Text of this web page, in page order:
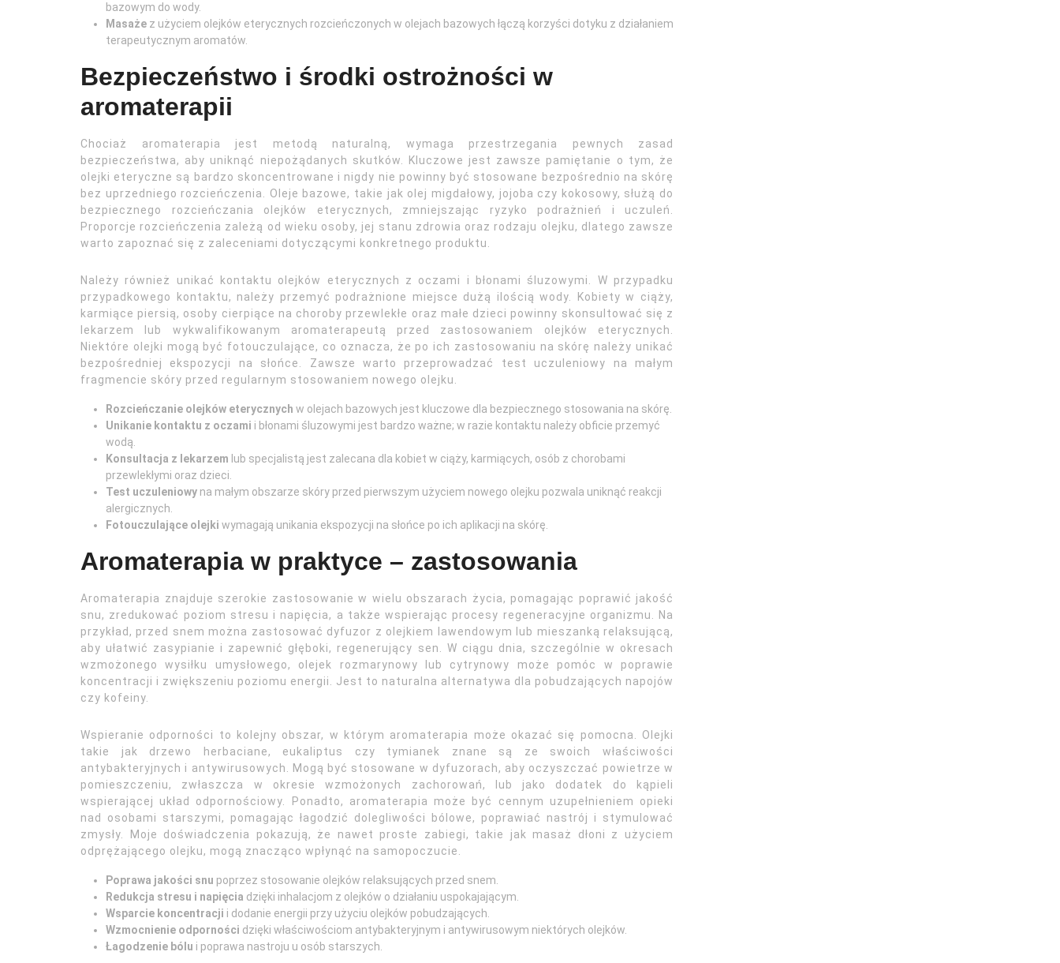
bazowym do wody.
Masaże z użyciem olejków eterycznych rozcieńczonych w olejach bazowych łączą korzyści dotyku z działaniem
terapeutycznym aromatów.
Bezpieczeństwo i środki ostrożności w
aromaterapii
Chociaż aromaterapia jest metodą naturalną, wymaga przestrzegania pewnych zasad
bezpieczeństwa, aby uniknąć niepożądanych skutków. Kluczowe jest zawsze pamiętanie o tym, że
olejki eteryczne są bardzo skoncentrowane i nigdy nie powinny być stosowane bezpośrednio na skórę
bez uprzedniego rozcieńczenia. Oleje bazowe, takie jak olej migdałowy, jojoba czy kokosowy, służą do
bezpiecznego rozcieńczania olejków eterycznych, zmniejszając ryzyko podrażnień i uczuleń.
Proporcje rozcieńczenia zależą od wieku osoby, jej stanu zdrowia oraz rodzaju olejku, dlatego zawsze
warto zapoznać się z zaleceniami dotyczącymi konkretnego produktu.
Należy również unikać kontaktu olejków eterycznych z oczami i błonami śluzowymi. W przypadku
przypadkowego kontaktu, należy przemyć podrażnione miejsce dużą ilością wody. Kobiety w ciąży,
karmiące piersią, osoby cierpiące na choroby przewlekłe oraz małe dzieci powinny skonsultować się z
lekarzem lub wykwalifikowanym aromaterapeutą przed zastosowaniem olejków eterycznych.
Niektóre olejki mogą być fotouczulające, co oznacza, że po ich zastosowaniu na skórę należy unikać
bezpośredniej ekspozycji na słońce. Zawsze warto przeprowadzać test uczuleniowy na małym
fragmencie skóry przed regularnym stosowaniem nowego olejku.
Rozcieńczanie olejków eterycznych w olejach bazowych jest kluczowe dla bezpiecznego stosowania na skórę.
Unikanie kontaktu z oczami i błonami śluzowymi jest bardzo ważne; w razie kontaktu należy obficie przemyć
wodą.
Konsultacja z lekarzem lub specjalistą jest zalecana dla kobiet w ciąży, karmiących, osób z chorobami
przewlekłymi oraz dzieci.
Test uczuleniowy na małym obszarze skóry przed pierwszym użyciem nowego olejku pozwala uniknąć reakcji
alergicznych.
Fotouczulające olejki wymagają unikania ekspozycji na słońce po ich aplikacji na skórę.
Aromaterapia w praktyce – zastosowania
Aromaterapia znajduje szerokie zastosowanie w wielu obszarach życia, pomagając poprawić jakość
snu, zredukować poziom stresu i napięcia, a także wspierając procesy regeneracyjne organizmu. Na
przykład, przed snem można zastosować dyfuzor z olejkiem lawendowym lub mieszanką relaksującą,
aby ułatwić zasypianie i zapewnić głęboki, regenerujący sen. W ciągu dnia, szczególnie w okresach
wzmożonego wysiłku umysłowego, olejek rozmarynowy lub cytrynowy może pomóc w poprawie
koncentracji i zwiększeniu poziomu energii. Jest to naturalna alternatywa dla pobudzających napojów
czy kofeiny.
Wspieranie odporności to kolejny obszar, w którym aromaterapia może okazać się pomocna. Olejki
takie jak drzewo herbaciane, eukaliptus czy tymianek znane są ze swoich właściwości
antybakteryjnych i antywirusowych. Mogą być stosowane w dyfuzorach, aby oczyszczać powietrze w
pomieszczeniu, zwłaszcza w okresie wzmożonych zachorowań, lub jako dodatek do kąpieli
wspierającej układ odpornościowy. Ponadto, aromaterapia może być cennym uzupełnieniem opieki
nad osobami starszymi, pomagając łagodzić dolegliwości bólowe, poprawiać nastrój i stymulować
zmysły. Moje doświadczenia pokazują, że nawet proste zabiegi, takie jak masaż dłoni z użyciem
odprężającego olejku, mogą znacząco wpłynąć na samopoczucie.
Poprawa jakości snu poprzez stosowanie olejków relaksujących przed snem.
Redukcja stresu i napięcia dzięki inhalacjom z olejków o działaniu uspokajającym.
Wsparcie koncentracji i dodanie energii przy użyciu olejków pobudzających.
Wzmocnienie odporności dzięki właściwościom antybakteryjnym i antywirusowym niektórych olejków.
Łagodzenie bólu i poprawa nastroju u osób starszych.